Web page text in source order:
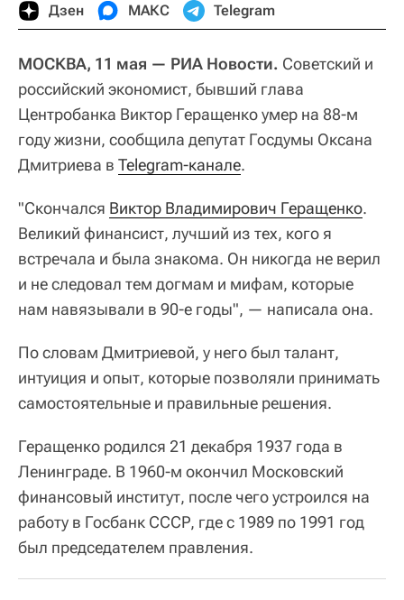
Дзен МАКС Telegram
МОСКВА, 11 мая — РИА Новости. Советский и
российский экономист, бывший глава
Центробанка Виктор Геращенко умер на 88-м
году жизни, сообщила депутат Госдумы Оксана
Дмитриева в Telegram-канале.
"Скончался Виктор Владимирович Геращенко.
Великий финансист, лучший из тех, кого я
встречала и была знакома. Он никогда не верил
и не следовал тем догмам и мифам, которые
нам навязывали в 90-е годы", — написала она.
По словам Дмитриевой, у него был талант,
интуиция и опыт, которые позволяли принимать
самостоятельные и правильные решения.
Геращенко родился 21 декабря 1937 года в
Ленинграде. В 1960-м окончил Московский
финансовый институт, после чего устроился на
работу в Госбанк СССР, где с 1989 по 1991 год
был председателем правления.